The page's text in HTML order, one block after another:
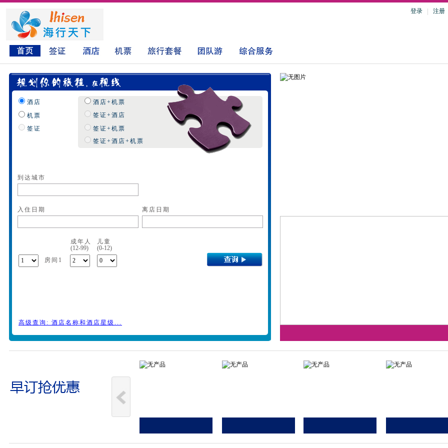
登录 注册
酒店
机票
签证
酒店+机票
签证+机票
签证+酒店
签证+酒店+机票
到达城市
入住日期 离店日期
成年人
儿童
(12-99)
(0-12)
房间1
高级查询: 酒店名称和酒店星级...